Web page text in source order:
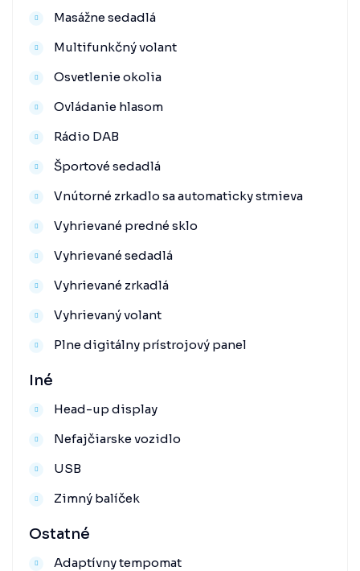
Masážne sedadlá
Multifunkčný volant
Osvetlenie okolia
Ovládanie hlasom
Rádio DAB
Športové sedadlá
Vnútorné zrkadlo sa automaticky stmieva
Vyhrievané predné sklo
Vyhrievané sedadlá
Vyhrievané zrkadlá
Vyhrievaný volant
Plne digitálny prístrojový panel
Iné
Head-up display
Nefajčiarske vozidlo
USB
Zimný balíček
Ostatné
Adaptívny tempomat